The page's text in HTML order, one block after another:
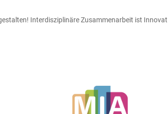
Interdisziplinäre Zusammenarbeit ist